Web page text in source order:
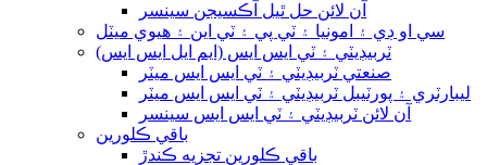
آن لائن حل ٿيل آڪسيجن سينسر
سي او ڊي ۽ امونيا ۽ ٽي پي ۽ ٽي اين ۽ هيوي ميٽل
ٽربيڊيٽي ۽ ٽي ايس ايس (ايم ايل ايس ايس)
صنعتي ٽربيڊيٽي ۽ ٽي ايس ايس ميٽر
ليبارٽري ۽ پورٽيبل ٽربيڊيٽي ۽ ٽي ايس ايس ميٽر
آن لائن ٽربيڊيٽي ۽ ٽي ايس ايس سينسر
باقي ڪلورين
باقي ڪلورين تجزيه ڪندڙ